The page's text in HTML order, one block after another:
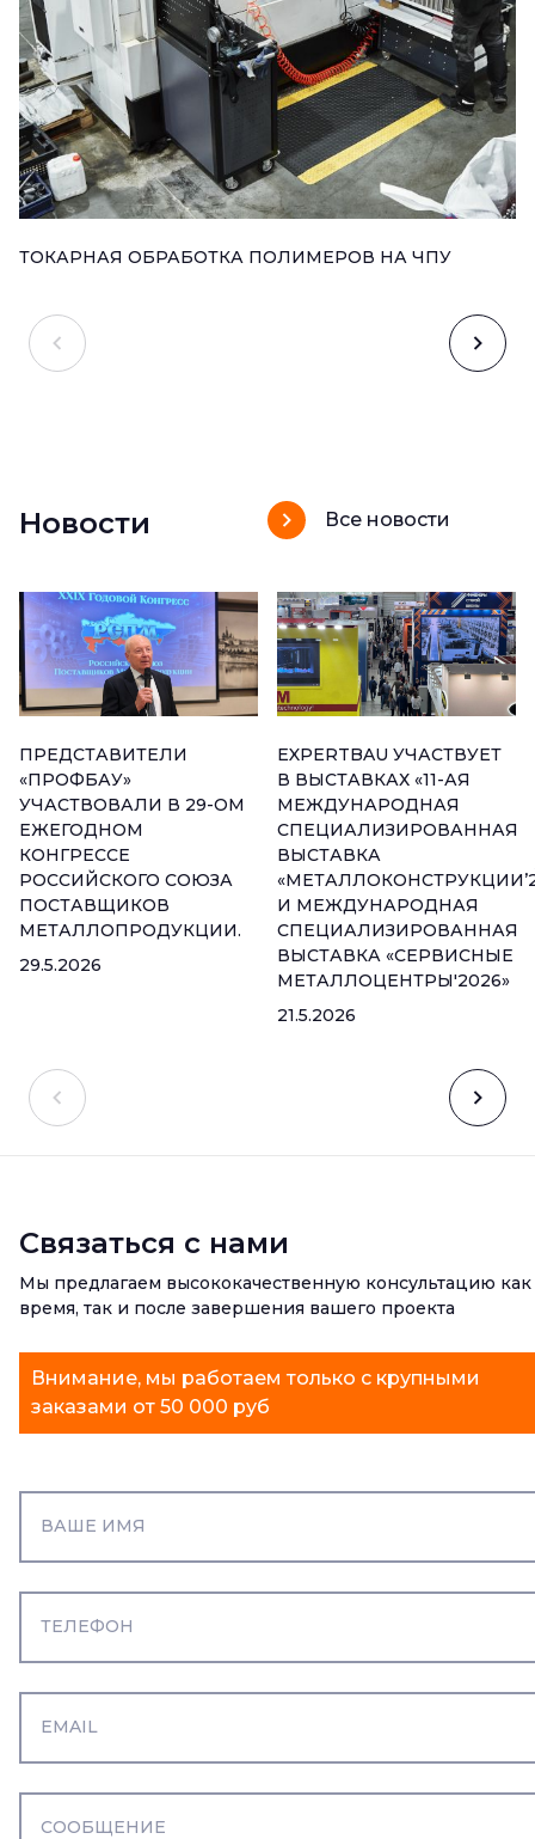
ТОКАРНАЯ ОБРАБОТКА ПОЛИМЕРОВ НА ЧПУ
Новости Все новости
ПРЕДСТАВИТЕЛИ
«ПРОФБАУ»
УЧАСТВОВАЛИ В 29-ОМ
ЕЖЕГОДНОМ
КОНГРЕССЕ
РОССИЙСКОГО СОЮЗА
ПОСТАВЩИКОВ
МЕТАЛЛОПРОДУКЦИИ.
29.5.2026
EXPERTBAU УЧАСТВУЕТ
В ВЫСТАВКАХ «11-АЯ
МЕЖДУНАРОДНАЯ
СПЕЦИАЛИЗИРОВАННАЯ
ВЫСТАВКА
И МЕЖДУНАРОДНАЯ
СПЕЦИАЛИЗИРОВАННАЯ
ВЫСТАВКА «СЕРВИСНЫЕ
МЕТАЛЛОЦЕНТРЫ'2026»
21.5.2026
Связаться с нами
Мы предлагаем высококачественную консультацию как
время, так и после завершения вашего проекта
Внимание, мы работаем только с крупными
заказами от 50 000 руб